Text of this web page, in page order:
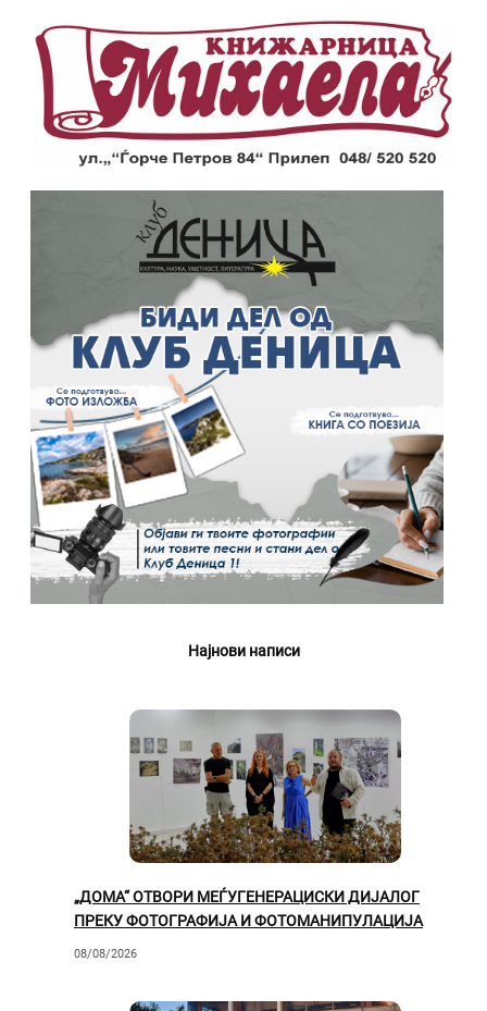
Најнови написи
„ДОМА“ ОТВОРИ МЕЃУГЕНЕРАЦИСКИ ДИЈАЛОГ
ПРЕКУ ФОТОГРАФИЈА И ФОТОМАНИПУЛАЦИЈА
08/08/2026